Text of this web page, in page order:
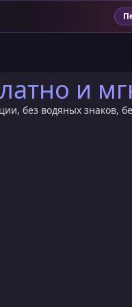
и
без водяных знаков,